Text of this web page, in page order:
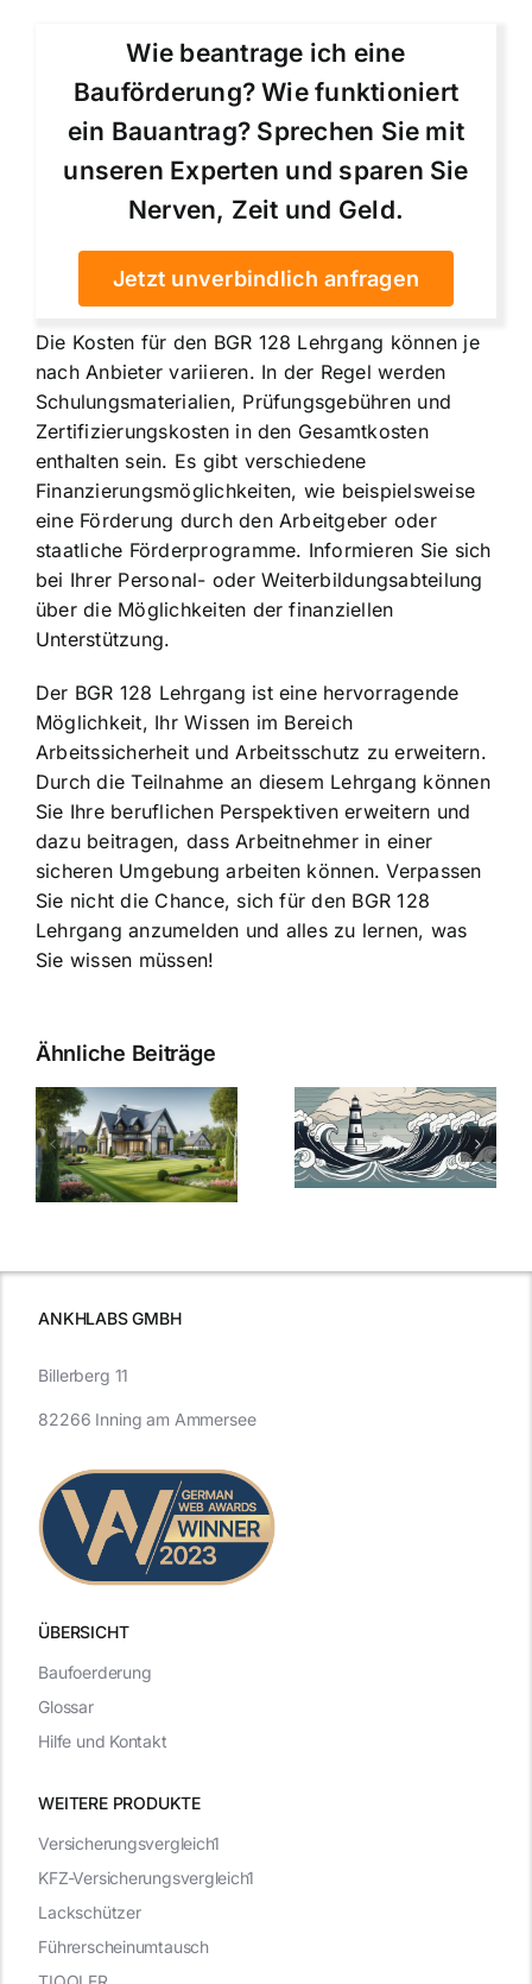
Wie beantrage ich eine
Bauförderung? Wie funktioniert
ein Bauantrag? Sprechen Sie mit
unseren Experten und sparen Sie
Nerven, Zeit und Geld.
Jetzt unverbindlich anfragen
Die Kosten für den BGR 128 Lehrgang können je
nach Anbieter variieren. In der Regel werden
Schulungsmaterialien, Prüfungsgebühren und
Zertifizierungskosten in den Gesamtkosten
enthalten sein. Es gibt verschiedene
Finanzierungsmöglichkeiten, wie beispielsweise
eine Förderung durch den Arbeitgeber oder
staatliche Förderprogramme. Informieren Sie sich
bei Ihrer Personal- oder Weiterbildungsabteilung
über die Möglichkeiten der finanziellen
Unterstützung.
Der BGR 128 Lehrgang ist eine hervorragende
Möglichkeit, Ihr Wissen im Bereich
Arbeitssicherheit und Arbeitsschutz zu erweitern.
Durch die Teilnahme an diesem Lehrgang können
Sie Ihre beruflichen Perspektiven erweitern und
dazu beitragen, dass Arbeitnehmer in einer
sicheren Umgebung arbeiten können. Verpassen
Sie nicht die Chance, sich für den BGR 128
Lehrgang anzumelden und alles zu lernen, was
Sie wissen müssen!
Ähnliche Beiträge
Bauzinsen im
Sturm: Die
aktuelle
Entwicklung
Die Evolution
der
Bauzinsen: Ein
Blick in die
ANKHLABS GMBH
ÜBERSICHT
WEITERE PRODUKTE
Versicherungsvergleich1
KFZ-Versicherungsvergleich1
Lackschützer
Führerscheinumtausch
Billerberg 11
82266 Inning am Ammersee
Baufoerderung
Glossar
Hilfe und Kontakt